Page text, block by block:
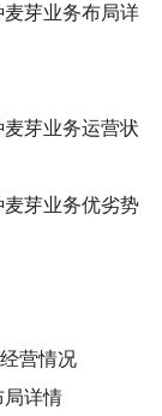
芽业务布局详
芽业务运营状
芽业务优劣势
营情况
局详情